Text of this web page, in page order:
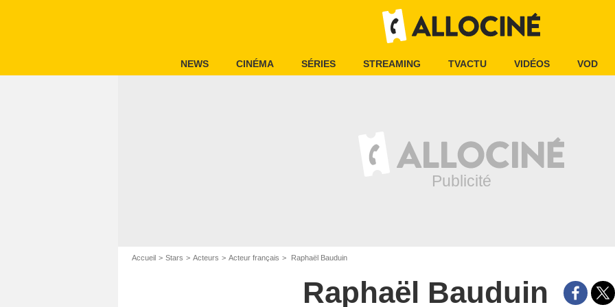
NEWS CINÉMA SÉRIES STREAMING TVACTU VIDÉOS VOD
Accueil Stars Acteurs Acteur français Raphaël Bauduin
Raphaël Bauduin